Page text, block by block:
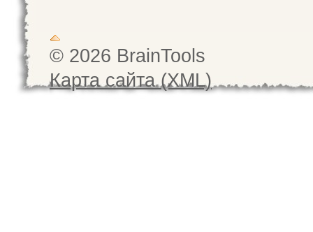
© 2026 BrainTools
Карта сайта (XML)